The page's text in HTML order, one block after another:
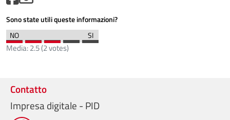
Sono state utili queste informazioni?
Media:2.5(2votes)
Contatto
Impresa digitale - PID